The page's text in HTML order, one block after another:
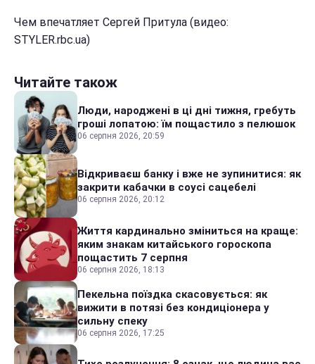
Чем впечатляет Сергей Притула (видео:
STYLER.rbc.ua)
Читайте також
Люди, народжені в ці дні тижня, гребуть
гроші лопатою: їм пощастило з пелюшок
06 серпня 2026, 20:59
Відкриваєш банку і вже не зупинитися: як
закрити кабачки в соусі сацебелі
06 серпня 2026, 20:12
Життя кардинально зміниться на краще:
яким знакам китайського гороскопа
пощастить 7 серпня
06 серпня 2026, 18:13
Пекельна поїздка скасовується: як
вижити в потязі без кондиціонера у
сильну спеку
06 серпня 2026, 17:25